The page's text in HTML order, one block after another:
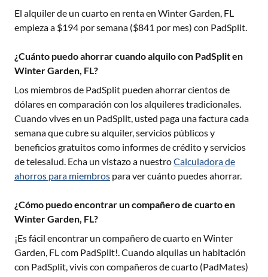
El alquiler de un cuarto en renta en Winter Garden, FL
empieza a $194 por semana ($841 por mes) con PadSplit.
¿Cuánto puedo ahorrar cuando alquilo con PadSplit en
Winter Garden, FL?
Los miembros de PadSplit pueden ahorrar cientos de
dólares en comparación con los alquileres tradicionales.
Cuando vives en un PadSplit, usted paga una factura cada
semana que cubre su alquiler, servicios públicos y
beneficios gratuitos como informes de crédito y servicios
de telesalud. Echa un vistazo a nuestroCalculadora de
ahorros para miembros para ver cuánto puedes ahorrar.
¿Cómo puedo encontrar un compañero de cuarto en
Winter Garden, FL?
¡Es fácil encontrar un compañero de cuarto en Winter
Garden, FLcom PadSplit!. Cuando alquilas un habitación
con PadSplit, vivis con compañeros de cuarto (PadMates)